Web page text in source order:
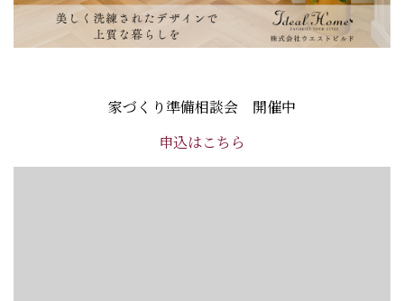
家づくり準備相談会 開催中
申込はこちら